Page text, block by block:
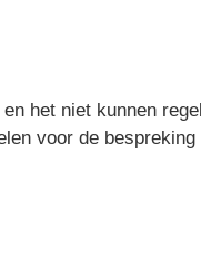
het niet kunnen
voor de